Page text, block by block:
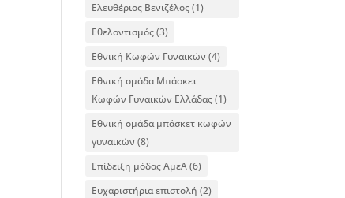
Ελευθέριος Βενιζέλος(1)
Εθελοντισμός(3)
Εθνική Κωφών Γυναικών (4)
Εθνική ομάδα Μπάσκετ
Κωφών Γυναικών Ελλάδας(1)
Εθνική ομάδα μπάσκετ κωφών
γυναικών (8)
Επίδειξη μόδας ΑμεΑ(6)
Ευχαριστήρια επιστολή (2)